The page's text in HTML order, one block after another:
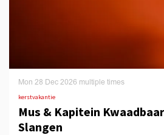
Mus & Kapitein
Slangen
kerstvakantie
Mon 28 Dec 2026 multiple times